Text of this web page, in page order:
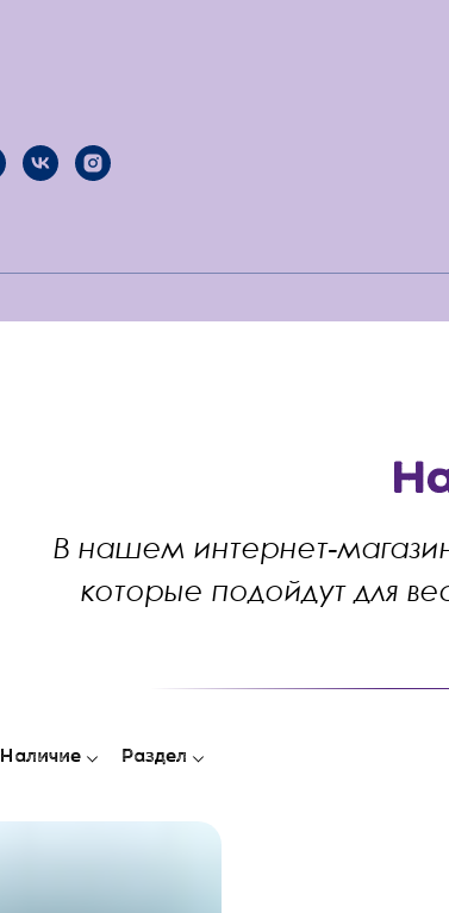
В нашем интернет-
которые подойдут для
Наличие Раздел